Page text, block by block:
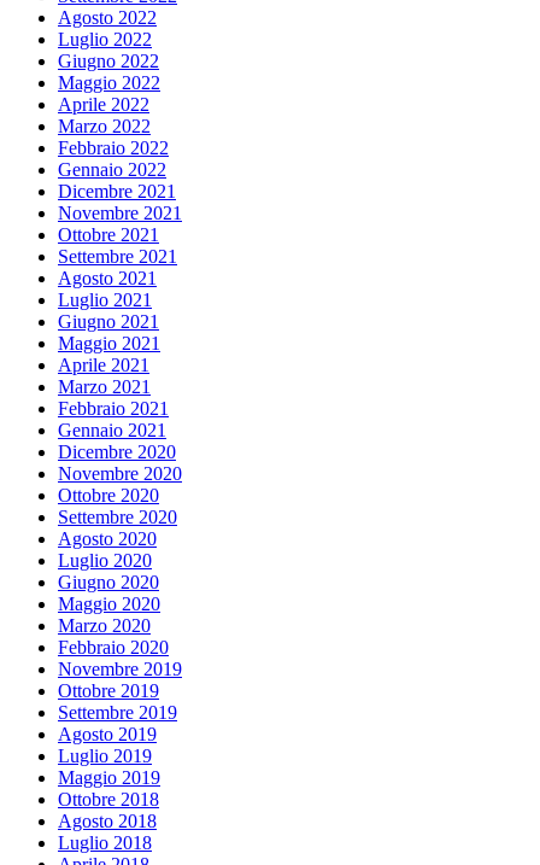
Agosto 2022
Luglio 2022
Giugno 2022
Maggio 2022
Aprile 2022
Marzo 2022
Febbraio 2022
Gennaio 2022
Dicembre 2021
Novembre 2021
Ottobre 2021
Settembre 2021
Agosto 2021
Luglio 2021
Giugno 2021
Maggio 2021
Aprile 2021
Marzo 2021
Febbraio 2021
Gennaio 2021
Dicembre 2020
Novembre 2020
Ottobre 2020
Settembre 2020
Agosto 2020
Luglio 2020
Giugno 2020
Maggio 2020
Marzo 2020
Febbraio 2020
Novembre 2019
Ottobre 2019
Settembre 2019
Agosto 2019
Luglio 2019
Maggio 2019
Ottobre 2018
Agosto 2018
Luglio 2018